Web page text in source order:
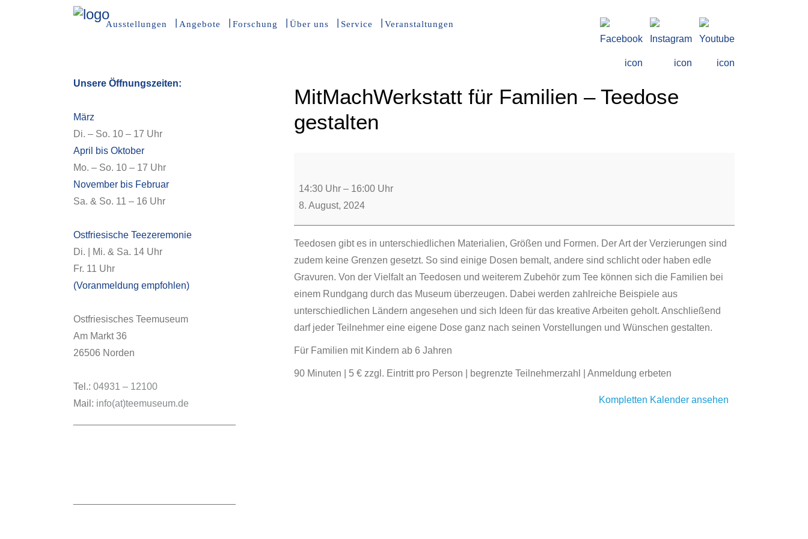
Ausstellungen Angebote Forschung Über uns Service Veranstaltungen
MitMachWerkstatt für Familien – Teedose
gestalten
14:30 Uhr – 16:00 Uhr
8. August, 2024
Teedosen gibt es in unterschiedlichen Materialien, Größen und Formen. Der Art der Verzierungen sind
zudem keine Grenzen gesetzt. So sind einige Dosen bemalt, andere sind schlicht oder haben edle
Gravuren. Von der Vielfalt an Teedosen und weiterem Zubehör zum Tee können sich die Familien bei
einem Rundgang durch das Museum überzeugen. Dabei werden zahlreiche Beispiele aus
unterschiedlichen Ländern angesehen und sich Ideen für das kreative Arbeiten geholt. Anschließend
darf jeder Teilnehmer eine eigene Dose ganz nach seinen Vorstellungen und Wünschen gestalten.
Für Familien mit Kindern ab 6 Jahren
90 Minuten | 5 € zzgl. Eintritt pro Person | begrenzte Teilnehmerzahl | Anmeldung erbeten
Kompletten Kalender ansehen
Unsere Öffnungszeiten:
März
Di. – So. 10 – 17 Uhr
April bis Oktober
Mo. – So. 10 – 17 Uhr
November bis Februar
Sa. & So. 11 – 16 Uhr
Ostfriesische Teezeremonie
Di. | Mi. & Sa. 14 Uhr
Fr. 11 Uhr
(Voranmeldung empfohlen)
Ostfriesisches Teemuseum
Am Markt 36
26506 Norden
Tel.: 04931 – 12100
Mail: info(at)teemuseum.de